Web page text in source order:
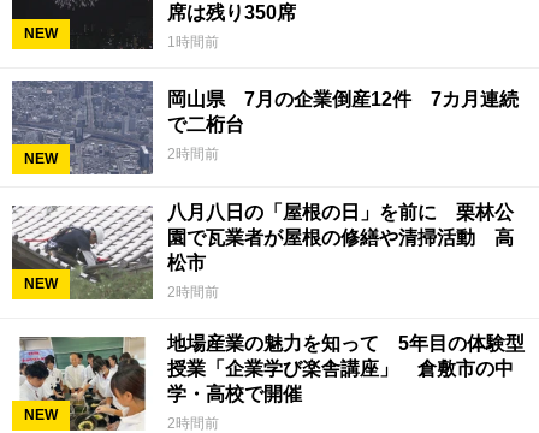
NEW
席は残り350席
1時間前
NEW
岡山県 7月の企業倒産12件 7カ月連続
で二桁台
2時間前
NEW
八月八日の「屋根の日」を前に 栗林公
園で瓦業者が屋根の修繕や清掃活動 高
松市
2時間前
NEW
地場産業の魅力を知って 5年目の体験型
授業「企業学び楽舎講座」 倉敷市の中
学・高校で開催
2時間前